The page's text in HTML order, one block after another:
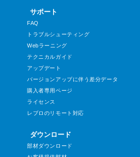
サポート
FAQ
トラブルシューティング
Webラーニング
テクニカルガイド
アップデート
バージョンアップに伴う差分データ
購入者専用ページ
ライセンス
レブロのリモート対応
ダウンロード
部材ダウンロード